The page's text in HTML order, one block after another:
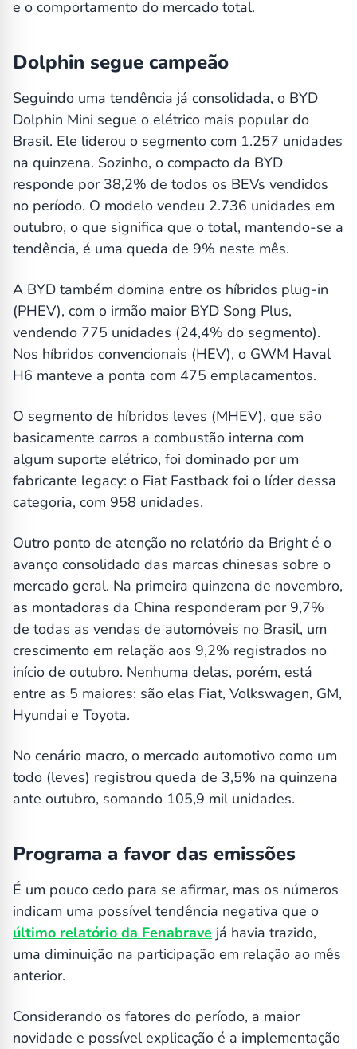
e o comportamento do mercado total.
Dolphin segue campeão
Seguindo uma tendência já consolidada, o BYD
Dolphin Mini segue o elétrico mais popular do
Brasil. Ele liderou o segmento com 1.257 unidades
na quinzena. Sozinho, o compacto da BYD
responde por 38,2% de todos os BEVs vendidos
no período. O modelo vendeu 2.736 unidades em
outubro, o que significa que o total, mantendo-se a
tendência, é uma queda de 9% neste mês.
A BYD também domina entre os híbridos plug-in
(PHEV), com o irmão maior BYD Song Plus,
vendendo 775 unidades (24,4% do segmento).
Nos híbridos convencionais (HEV), o GWM Haval
H6 manteve a ponta com 475 emplacamentos.
O segmento de híbridos leves (MHEV), que são
basicamente carros a combustão interna com
algum suporte elétrico, foi dominado por um
fabricante legacy: o Fiat Fastback foi o líder dessa
categoria, com 958 unidades.
Outro ponto de atenção no relatório da Bright é o
avanço consolidado das marcas chinesas sobre o
mercado geral. Na primeira quinzena de novembro,
as montadoras da China responderam por 9,7%
de todas as vendas de automóveis no Brasil, um
crescimento em relação aos 9,2% registrados no
início de outubro. Nenhuma delas, porém, está
entre as 5 maiores: são elas Fiat, Volkswagen, GM,
Hyundai e Toyota.
No cenário macro, o mercado automotivo como um
todo (leves) registrou queda de 3,5% na quinzena
ante outubro, somando 105,9 mil unidades.
Programa a favor das emissões
É um pouco cedo para se afirmar, mas os números
indicam uma possível tendência negativa que o
último relatório da Fenabrave já havia trazido,
uma diminuição na participação em relação ao mês
anterior.
Considerando os fatores do período, a maior
novidade e possível explicação é a implementação